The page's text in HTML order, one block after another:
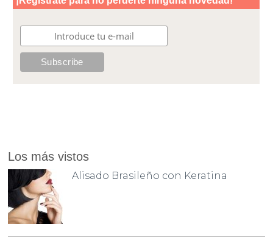
Los más vistos
Alisado Brasileño con Keratina